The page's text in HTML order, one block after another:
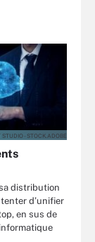
- STOCK.ADOBE
distribution
d’unifier
en sus de